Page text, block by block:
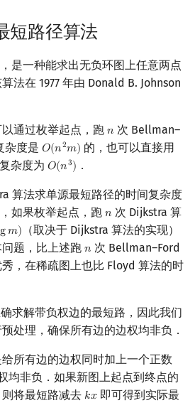
短路径算法
是一种能求出无负环图上任意两点
法在 1977 年由 Donald B. Johnson
通过枚举起点，跑 𝑛
n 次 Bellman–
杂度是 𝑂(𝑛2𝑚)
O(n2m) 的，也可以直接用
杂度为 𝑂(𝑛3)
O(n3) ．
算法求单源最短路径的时间复杂度
如果枚举起点，跑 𝑛
n 次 Dijkstra 算
g𝑚)
m)
（取决于 Dijkstra 算法的实现）
题，比上述跑 𝑛
n 次 Bellman–Ford
，在稀疏图上也比 Floyd 算法的时
求解带负权边的最短路，因此我们
处理，确保所有边的边权均非负．
所有边的边权同时加上一个正数
均非负．如果新图上起点到终点的
将最短路减去 𝑘𝑥
kx即可得到实际最